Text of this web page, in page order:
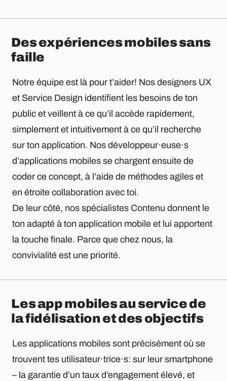
Des expériences mobiles sans
faille
Notre équipe est là pour t’aider! Nos designers UX
et Service Design identifient les besoins de ton
public et veillent à ce qu’il accède rapidement,
simplement et intuitivement à ce qu’il recherche
sur ton application. Nos développeur·euse·s
d’applications mobiles se chargent ensuite de
coder ce concept, à l’aide de méthodes agiles et
en étroite collaboration avec toi.
De leur côté, nos spécialistes Contenu donnent le
ton adapté à ton application mobile et lui apportent
la touche finale. Parce que chez nous, la
convivialité est une priorité.
Les app mobiles au service de
la fidélisation et des objectifs
Les applications mobiles sont précisément où se
trouvent tes utilisateur·trice·s: sur leur smartphone
– la garantie d’un taux d’engagement élevé, et